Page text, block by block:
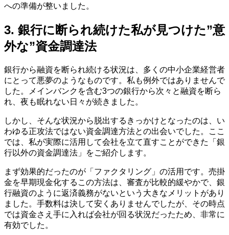
への準備が整いました。
3. 銀行に断られ続けた私が見つけた”意
外な”資金調達法
銀行から融資を断られ続ける状況は、多くの中小企業経営者
にとって悪夢のようなものです。私も例外ではありませんで
した。メインバンクを含む3つの銀行から次々と融資を断ら
れ、夜も眠れない日々が続きました。
しかし、そんな状況から脱出するきっかけとなったのは、い
わゆる正攻法ではない資金調達方法との出会いでした。ここ
では、私が実際に活用して会社を立て直すことができた「銀
行以外の資金調達法」をご紹介します。
まず効果的だったのが「ファクタリング」の活用です。売掛
金を早期現金化するこの方法は、審査が比較的緩やかで、銀
行融資のように返済義務がないという大きなメリットがあり
ました。手数料は決して安くありませんでしたが、その時点
では資金さえ手に入れば会社が回る状況だったため、非常に
有効でした。